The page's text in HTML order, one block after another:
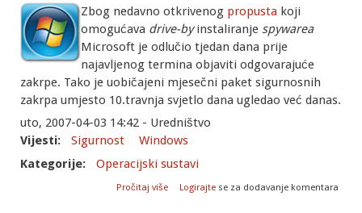
Zbog nedavno otkrivenog propusta koji
omogućava drive-byinstaliranje spywarea
Microsoft je odlučio tjedan dana prije
najavljenog termina objaviti odgovarajuće
zakrpe. Tako je uobičajeni mjesečni paket sigurnosnih
zakrpa umjesto 10.travnja svjetlo dana ugledao već danas.
uto, 2007-04-03 14:42 - Uredništvo
Vijesti:
Sigurnost
Windows
Kategorije:
Operacijski sustavi
Pročitaj više
o Zbog novog propusta Microsoft objavio
Logirajte se za dodavanje komentara